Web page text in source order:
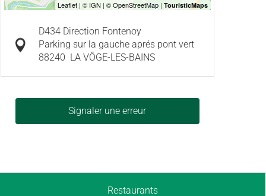
D434 Direction Fontenoy
Parking sur la gauche aprés pont vert
88240 LA VÔGE-LES-BAINS
Signaler une erreur
Restaurants